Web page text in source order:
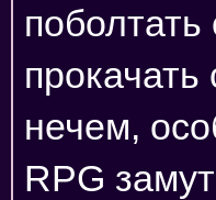
нечем,
RPG